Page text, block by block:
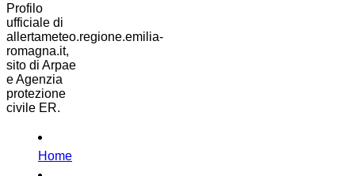
Profilo
ufficiale di
allertameteo.regione.emilia-
romagna.it,
sito di Arpae
e Agenzia
protezione
civile ER.
Home